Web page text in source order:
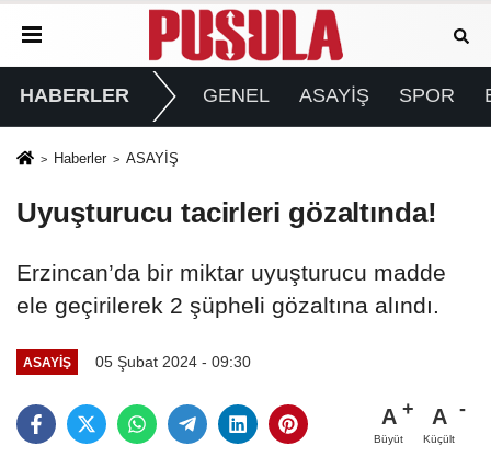
HABERLER GENEL ASAYİŞ SPOR
Haberler ASAYİŞ
Uyuşturucu tacirleri gözaltında!
Erzincan’da bir miktar uyuşturucu madde
ele geçirilerek 2 şüpheli gözaltına alındı.
ASAYİŞ 05 Şubat 2024 - 09:30
A
Büyüt
A
Küçült